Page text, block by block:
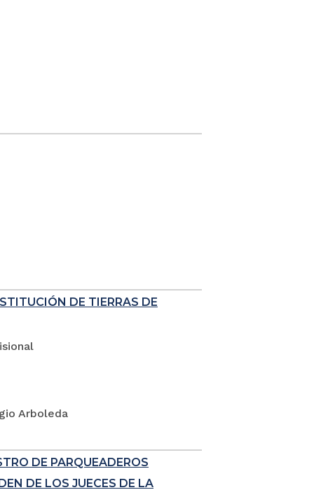
DE TIERRAS DE
Arboleda
DE PARQUEADEROS
DE LOS JUECES DE LA